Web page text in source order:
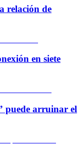
relación de
en siete
puede arruinar el